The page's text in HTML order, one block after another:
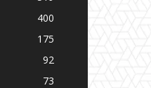
400
175
92
73